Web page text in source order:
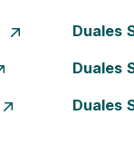
Duales
Duales
Duales